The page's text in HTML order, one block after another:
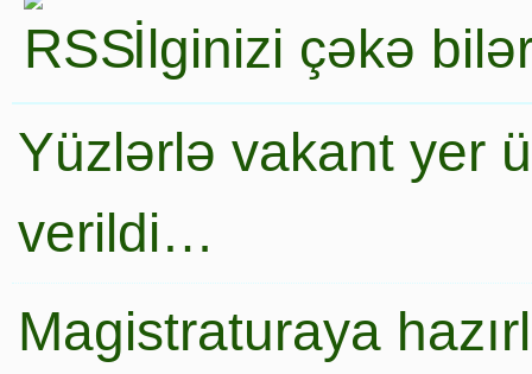
İlginizi çəkə
Yüzlərlə vakant yer
verildi…
Magistraturaya